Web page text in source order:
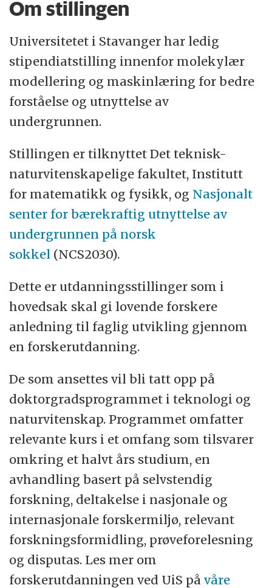
og endringsprosesser i samfunnet. Vår
felles retning skal drives frem av omtanke
for grønn og bærekraftig omstilling og
rettferdig samfunnsutvikling, gjennom nye
måter å forvalte naturressursene på og
legge til rette for bedre byer og
lokalsamfunn. Energi, helse og
velferd, læring for livet er våre
satsingsområder.
I samspill og dialog med våre omgivelser
regionalt, nasjonalt og internasjonalt har vi
et åpent og innovativt klima for utdanning,
nyskapning, formidling og
museumsvirksomhet. Den faglige
virksomheten ved universitetet er
organisert i seks fakultet med 13 institutt
og to nasjonale forsknings- og
kompetansesenter i tillegg til Arkeologisk
museum. Vi er medlem i det europeiske
nettverket for innovative universitet -
European Consortium of Innovative
Universities. Universitetet ligger i den mest
attraktive regionen i landet med 300.000
innbyggere. Stavangerregionen har
et dynamisk arbeidsmarked og tilbyr en
rekke spennende kultur- og
fritidsaktiviteter.
Om stillingen
Universitetet i Stavanger har ledig
stipendiatstilling innenfor molekylær
modellering og maskinlæring for bedre
forståelse og utnyttelse av
undergrunnen.
Stillingen er tilknyttet Det teknisk-
naturvitenskapelige fakultet, Institutt
for matematikk og fysikk, og Nasjonalt
senter for bærekraftig utnyttelse av
undergrunnen på norsk
sokkel (NCS2030).
Dette er utdanningsstillinger som i
hovedsak skal gi lovende forskere
anledning til faglig utvikling gjennom
en forskerutdanning.
De som ansettes vil bli tatt opp på
doktorgradsprogrammet i teknologi og
naturvitenskap. Programmet omfatter
relevante kurs i et omfang som tilsvarer
omkring et halvt års studium, en
avhandling basert på selvstendig
forskning, deltakelse i nasjonale og
internasjonale forskermiljø, relevant
forskningsformidling, prøveforelesning
og disputas. Les mer om
forskerutdanningen ved UiS påvåre